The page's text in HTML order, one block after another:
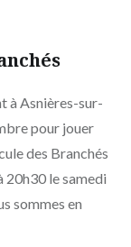
à Asnières-sur-
pour jouer
des Branchés
20h30 le samedi
sommes en